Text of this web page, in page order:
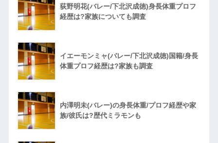
荻野明花(バレー/下北沢成徳)身長体重プロフ
経歴は?家族についても調査
イエーモンミャ(バレー/下北沢成徳)国籍/身長
体重プロフ経歴は?家族も調査
内澤明未(バレー)の身長体重/プロフ経歴や家
族/彼氏は?歴代ミラモンも